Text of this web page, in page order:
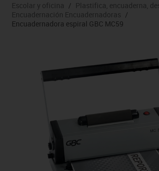
Escolar y oficina / Plastifica, encuaderna,
Encuadernación Encuadernadoras /
Encuadernadora espiral GBC MC59